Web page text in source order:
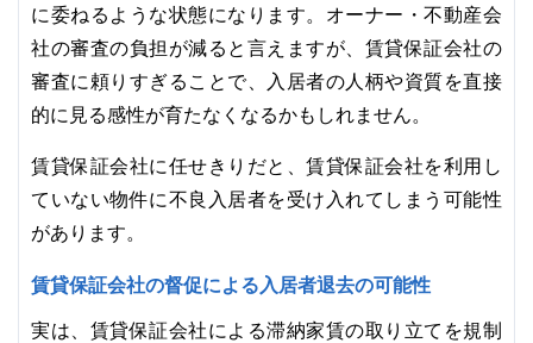
に委ねるような状態になります。オーナー・不動産会
社の審査の負担が減ると言えますが、賃貸保証会社の
審査に頼りすぎることで、入居者の人柄や資質を直接
的に見る感性が育たなくなるかもしれません。
賃貸保証会社に任せきりだと、賃貸保証会社を利用し
ていない物件に不良入居者を受け入れてしまう可能性
があります。
賃貸保証会社の督促による入居者退去の可能性
実は、賃貸保証会社による滞納家賃の取り立てを規制